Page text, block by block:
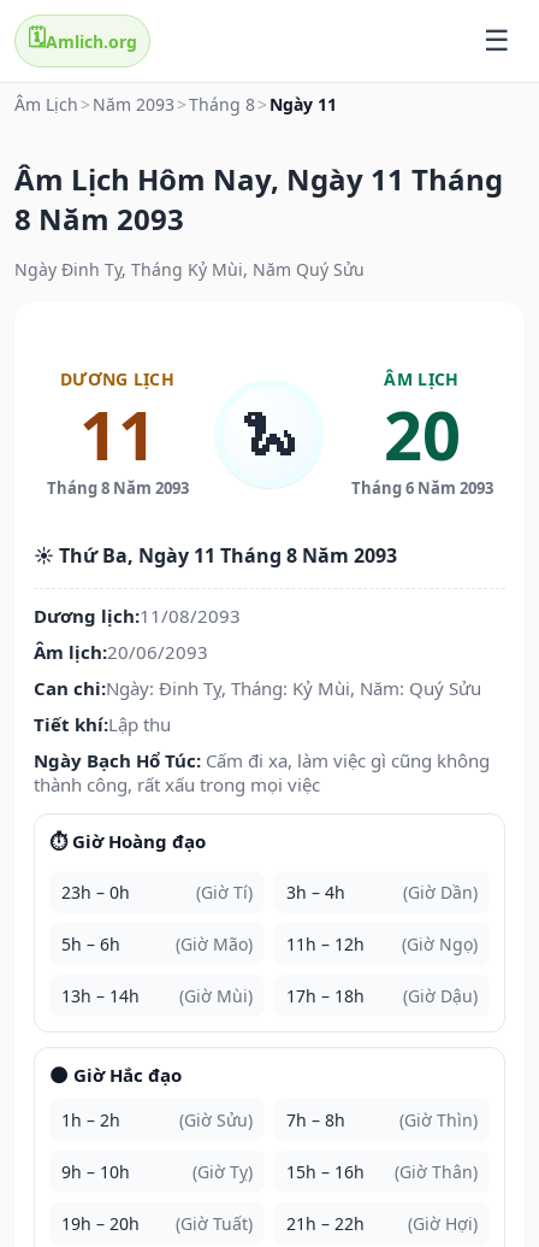
🗓️Amlich.org
Âm Lịch > Năm 2093 >Tháng 8> Ngày 11
Âm Lịch Hôm Nay, Ngày 11 Tháng
8 Năm 2093
Ngày Đinh Tỵ, Tháng Kỷ Mùi, Năm Quý Sửu
DƯƠNG LỊCH
11
Tháng 8 Năm 2093
🐍
ÂM LỊCH
20
Tháng 6 Năm 2093
☀️ Thứ Ba, Ngày 11 Tháng 8 Năm 2093
Dương lịch:11/08/2093
Âm lịch:20/06/2093
Can chi:Ngày: Đinh Tỵ, Tháng: Kỷ Mùi, Năm: Quý Sửu
Tiết khí:Lập thu
Ngày Bạch Hổ Túc: Cấm đi xa, làm việc gì cũng không
thành công, rất xấu trong mọi việc
⏱️ Giờ Hoàng đạo
23h – 0h (Giờ Tí) 3h – 4h (Giờ Dần)
5h – 6h (Giờ Mão) 11h – 12h (Giờ Ngọ)
13h – 14h (Giờ Mùi) 17h – 18h (Giờ Dậu)
🌑 Giờ Hắc đạo
1h – 2h (Giờ Sửu) 7h – 8h (Giờ Thìn)
9h – 10h (Giờ Tỵ) 15h – 16h (Giờ Thân)
19h – 20h (Giờ Tuất) 21h – 22h (Giờ Hợi)